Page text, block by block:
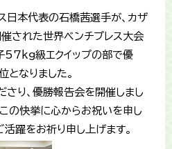
日本代表の石橋茜選手が、カザ
催された世界ベンチプレス大会
ｋｇ級エクイップの部で優
となりました。
さり、優勝報告会を開催しまし
の快挙に心からお祝いを申し
活躍をお祈り申し上げます。